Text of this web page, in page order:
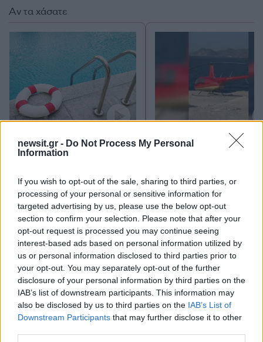
newsit.gr - Do Not Process My Personal
Information
If you wish to opt-out of the sale, sharing to third parties, or
processing of your personal or sensitive information for
targeted advertising by us, please use the below opt-out
section to confirm your selection. Please note that after your
opt-out request is processed you may continue seeing
interest-based ads based on personal information utilized by
us or personal information disclosed to third parties prior to
your opt-out. You may separately opt-out of the further
disclosure of your personal information by third parties on the
IAB’s list of downstream participants. This information may
also be disclosed by us to third parties on the IAB’s List of
Downstream Participants that may further disclose it to other
Σχόλια
Σχολίασε εδώ
50 /50
Αν τα χάσατε
Οι πρώτες δηλώσεις του
ιδιοκτήτη της πισίνας στην
Πάρο στην οποία πνίγηκε ο
προσπαθήσει να διώξουμε
την οικογένεια»
Παράταση για να
εξηγήσεις πήραν
στο Σαρακήνικο